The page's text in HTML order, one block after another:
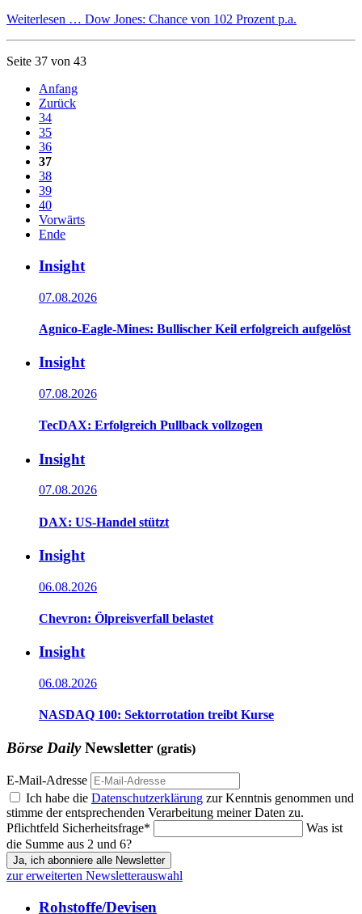
Weiterlesen … Dow Jones: Chance von 102 Prozent p.a.
Seite 37 von 43
Anfang
Zurück
34
35
36
37
38
39
40
Vorwärts
Ende
Insight
07.08.2026
Agnico-Eagle-Mines: Bullischer Keil erfolgreich aufgelöst
Insight
07.08.2026
TecDAX: Erfolgreich Pullback vollzogen
Insight
07.08.2026
DAX: US-Handel stützt
Insight
06.08.2026
Chevron: Ölpreisverfall belastet
Insight
06.08.2026
NASDAQ 100: Sektorrotation treibt Kurse
Börse DailyNewsletter (gratis)
E-Mail-Adresse
Ich habe die Datenschutzerklärung zur Kenntnis genommen und
stimme der entsprechenden Verarbeitung meiner Daten zu.
Pflichtfeld Sicherheitsfrage*
Was ist
die Summe aus 2 und 6?
Ja, ich abonniere alle Newsletter
zur erweiterten Newsletterauswahl
Rohstoffe/Devisen